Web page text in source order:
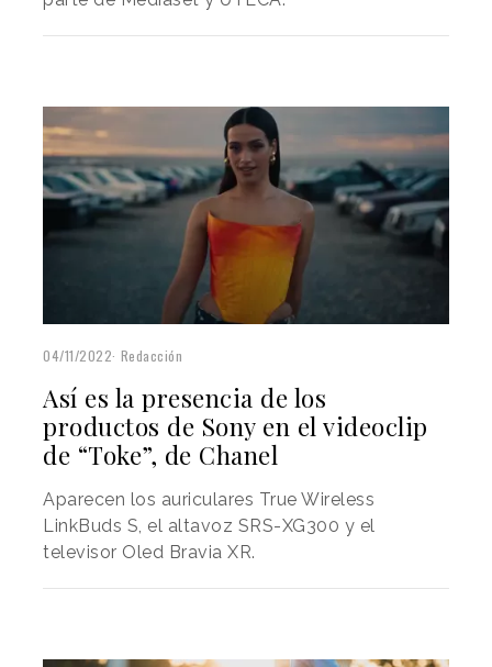
04/11/2022 Redacción
Así es la presencia de los
productos de Sony en el videoclip
de “Toke”, de Chanel
Aparecen los auriculares True Wireless
LinkBuds S, el altavoz SRS-XG300 y el
televisor Oled Bravia XR.